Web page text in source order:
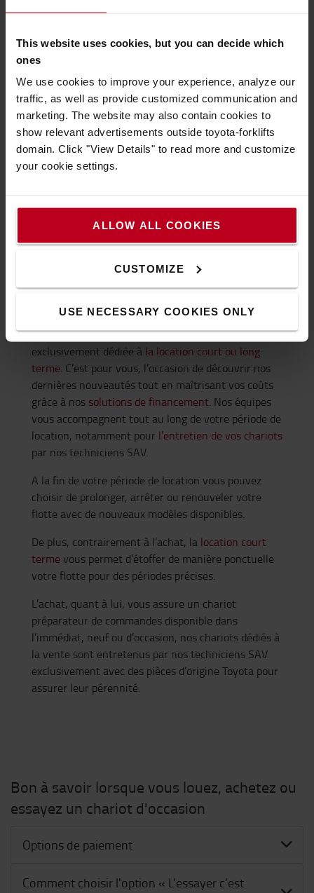
This website uses cookies, but you can decide which
ones
We use cookies to improve your experience, analyze our
traffic, as well as provide customized communication and
marketing. The website may also contain cookies to
show relevant advertisements outside toyota-forklifts
domain. Click "View Details" to read more and customize
your cookie settings.
ALLOW ALL COOKIES
CUSTOMIZE
USE NECESSARY COOKIES ONLY
BT Optio Série H : pour la préparation de
commande en grande hauteur
Filoguidés, guidés par rail ou en conduite libre, les
chariots BT Optio Série H dédiés à la préparation de
commandes grande hauteur ont une hauteur de
picking pouvant atteindre les 12,1m. Son design lui
permet d’opérer aussi bien pour de la préparation de
commande en hauteur que dans les allées étroites.
Sa capacité de picking vous permet d’atteindre
commandes réglables.
Achat ou location d’un préparateur de
commande ?
commandes Toyota vous permet de profiter de notre
gamme de chariots neufs ou d’occasion
exclusivement dédiée à la location court ou long
terme. C’est pour vous, l’occasion de découvrir nos
dernières nouveautés tout en maîtrisant vos coûts
grâce à nos solutions de financement. Nos équipes
vous accompagnent tout au long de votre période de
location, notamment pour l’entretien de vos chariots
par nos techniciens SAV.
A la fin de votre période de location vous pouvez
choisir de prolonger, arrêter ou renouveler votre
flotte avec de nouveaux modèles disponibles.
De plus, contrairement à l’achat, la location court
terme vous permet d’étoffer de manière ponctuelle
votre flotte pour des périodes précises.
L’achat, quant à lui, vous assure un chariot
préparateur de commandes disponible dans
l’immédiat, neuf ou d’occasion, nos chariots dédiés à
la vente sont entretenus par nos techniciens SAV
exclusivement avec des pièces d’origine Toyota pour
assurer leur pérennité.
Bon à savoir lorsque vous louez, achetez ou
essayez un chariot d'occasion
Options de paiement
Comment choisir l'option « L’essayer c’est